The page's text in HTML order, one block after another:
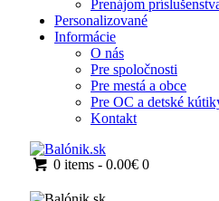
Prenájom
Personalizované
Informácie
O nás
Pre spoločnosti
Pre mestá a obce
Pre OC a detské
Kontakt
0 items - 0.00€ 0